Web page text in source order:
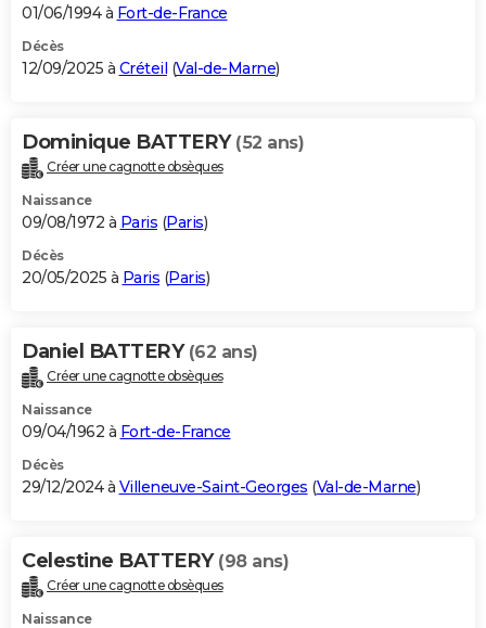
GUIDES D'ACHAT
BONS PLANS
Carte de Noël
Carte Bonne année
Carte Saint-Valentin
Carte Pâques
Carte d'anniversaire
DICTIONNAIRE
Dictionnaire
Biographies
Citations
Expressions
Proverbes
PROGRAMME TV
S'inscrire
Se connecter
Lycées
Collèges
Primaires
Universités
Entreprises
Service militaire
Avis de recherche
AVIS DE DÉCÈS
Bricolage
Lifestyle
Culture
Sport
Auto
Television
Voyage
Cinema
01/06/1994 à Fort-de-France
Décès
12/09/2025 à Créteil (Val-de-Marne)
Dominique BATTERY (52 ans)
Créer une cagnotte obsèques
Naissance
09/08/1972 à Paris (Paris)
Décès
20/05/2025 à Paris (Paris)
Daniel BATTERY (62 ans)
Créer une cagnotte obsèques
Naissance
09/04/1962 à Fort-de-France
Décès
29/12/2024 à Villeneuve-Saint-Georges (Val-de-Marne)
Celestine BATTERY (98 ans)
Créer une cagnotte obsèques
Naissance